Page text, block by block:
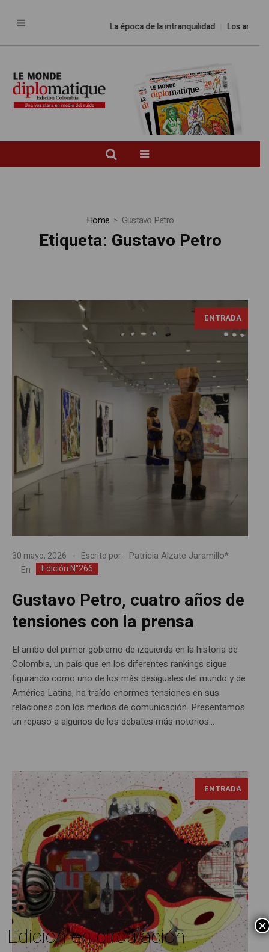
La época de la intranquilidad Los amos
Home Gustavo Petro
Etiqueta: Gustavo Petro
ENTRADA
George Baselitz, fotografía Daniel Hartwig, tomada de:
https://flic.kr/p/N4GWZm
30 mayo, 2026 Escrito por: Patricia Alzate Jaramillo*
En Edición N°266
Gustavo Petro, cuatro años de
tensiones con la prensa
El arribo del primer gobierno de izquierda en la historia de
Colombia, un país que en los diferentes rankings sigue
figurando como uno de los más desiguales del mundo y de
América Latina, ha traído enormes tensiones en sus
relaciones con los medios de comunicación. Presentamos
un repaso a algunos de los debates más notorios...
ENTRADA
Edición en circulación ×